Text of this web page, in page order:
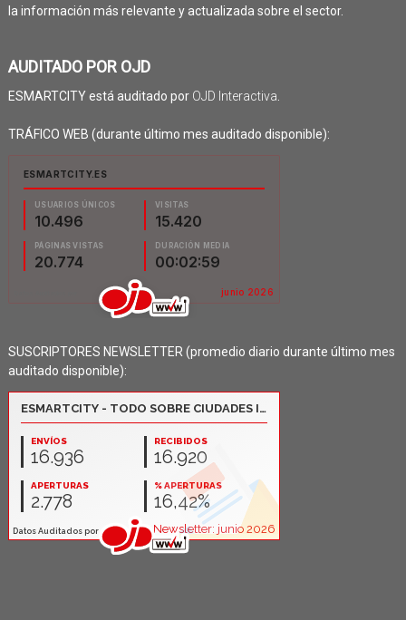
la información más relevante y actualizada sobre el sector.
AUDITADO POR OJD
ESMARTCITY está auditado por OJD Interactiva
TRÁFICO WEB (durante último mes auditado disponible):
SUSCRIPTORES NEWSLETTER (promedio diario durante último mes
auditado disponible):